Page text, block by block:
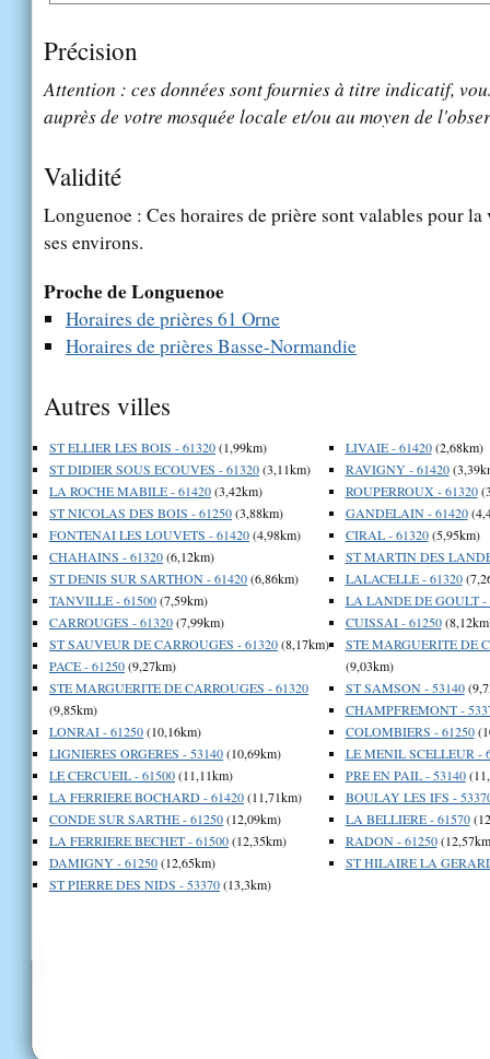
Précision
Attention : ces données sont fournies à titre indicatif,
auprès de votre mosquée locale et/ou au moyen de
Validité
Longuenoe : Ces horaires de prière sont valables pour
ses environs.
Proche de Longuenoe
Horaires de prières 61 Orne
Horaires de prières Basse-Normandie
Autres villes
ST ELLIER LES BOIS - 61320(1,99km)
ST DIDIER SOUS ECOUVES - 61320(3,11km)
LA ROCHE MABILE - 61420(3,42km)
ST NICOLAS DES BOIS - 61250(3,88km)
FONTENAI LES LOUVETS - 61420(4,98km)
CHAHAINS - 61320(6,12km)
ST DENIS SUR SARTHON - 61420(6,86km)
TANVILLE - 61500(7,59km)
CARROUGES - 61320(7,99km)
ST SAUVEUR DE CARROUGES - 61320(8,17km)
PACE - 61250(9,27km)
STE MARGUERITE DE CARROUGES - 61320
(9,85km)
LONRAI - 61250(10,16km)
LIGNIERES ORGERES - 53140(10,69km)
LE CERCUEIL - 61500(11,11km)
LA FERRIERE BOCHARD - 61420(11,71km)
CONDE SUR SARTHE - 61250(12,09km)
LA FERRIERE BECHET - 61500(12,35km)
DAMIGNY - 61250(12,65km)
ST PIERRE DES NIDS - 53370(13,3km)
LIVAIE - 61420(2,68km)
RAVIGNY - 61420
ROUPERROUX - 61320
GANDELAIN - 61420
CIRAL - 61320(5,95km)
ST MARTIN DES
LALACELLE - 61320
LA LANDE DE GOULT -
CUISSAI - 61250
STE MARGUERITE DE
(9,03km)
ST SAMSON - 53140
CHAMPFREMONT -
COLOMBIERS - 61250
LE MENIL SCELLEUR -
PRE EN PAIL - 53140
BOULAY LES IFS -
LA BELLIERE - 61570
RADON - 61250
ST HILAIRE LA